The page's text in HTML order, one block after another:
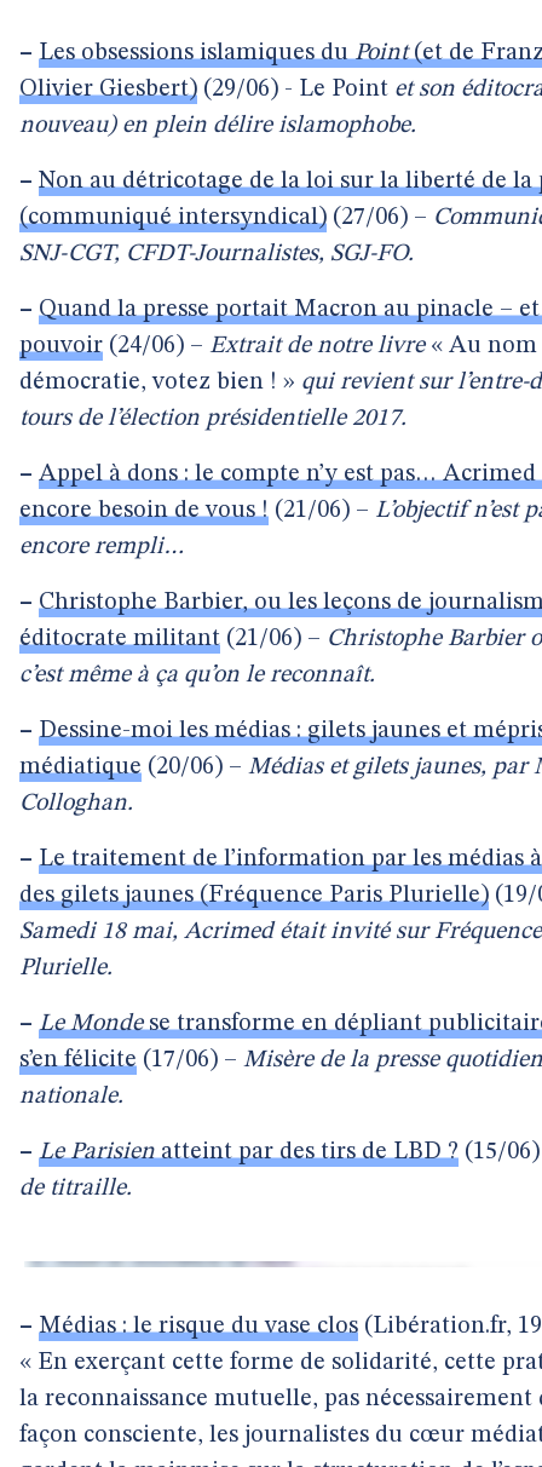
– Les obsessions islamiques duPoint(et de
Olivier Giesbert) (29/06) - Le Point et son
nouveau) en plein délire islamophobe.
– Non au détricotage de la loi sur la liberté de la
(communiqué intersyndical) (27/06) –
SNJ-CGT, CFDT-Journalistes, SGJ-FO.
– Quand la presse portait Macron au pinacle –
pouvoir (24/06) – Extrait de notre livre« Au nom
démocratie, votez bien ! » qui revient sur l’entre-
tours de l’élection présidentielle 2017.
– Appel à dons : le compte n’y est pas… Acrimed
encore besoin de vous ! (21/06) – L’objectif n’est
encore rempli…
– Christophe Barbier, ou les leçons de
éditocrate militant (21/06) – Christophe Barbier
c’est même à ça qu’on le reconnaît.
– Dessine-moi les médias : gilets jaunes et
médiatique (20/06) – Médias et gilets jaunes, par
Colloghan.
– Le traitement de l’information par les médias
des gilets jaunes (Fréquence Paris Plurielle) (19/
Samedi 18 mai, Acrimed était invité sur
Plurielle.
– Le Mondese transforme en dépliant
s’en félicite (17/06) – Misère de la presse
nationale.
– Le Parisienatteint par des tirs de LBD ? (15/
de titraille.
– Médias : le risque du vase clos (Libération.fr,
« En exerçant cette forme de solidarité, cette
la reconnaissance mutuelle, pas nécessairement
façon consciente, les journalistes du cœur